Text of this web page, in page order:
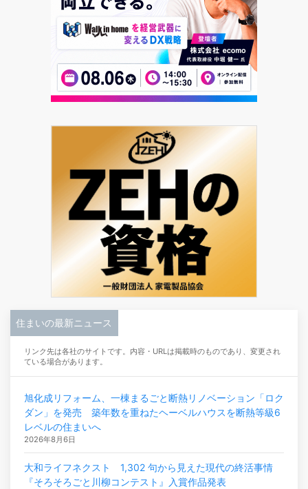
住まいの最新ニュース
リンク先は各社のサイトです。内容・URLは掲載時のものであり、変更され
ている場合があります。
旭化成リフォーム、一棟まるごと断熱リノベーション「ロク
ダン」を発売 築年数を重ねたヘーベルハウスを断熱等級6
レベルの住まいへ
2026年8月6日
大和ライフネクスト 1,302 句から見えた現代の終活事情
『そろそろごと川柳コンテスト』入賞作品発表